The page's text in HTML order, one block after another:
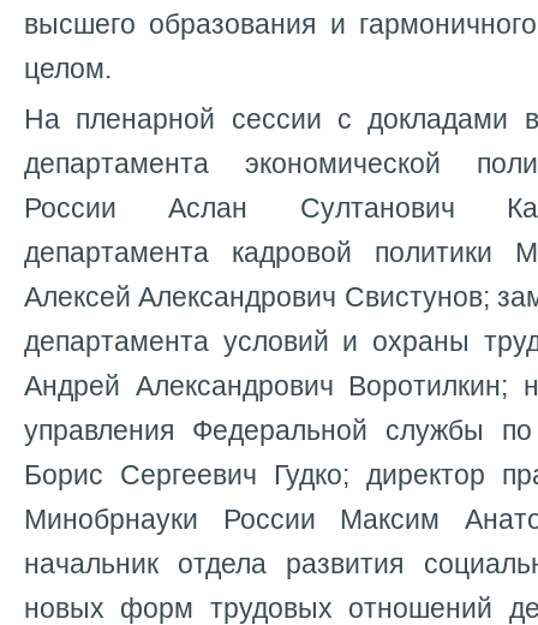
высшего образования и
целом.
На пленарной сессии с докладами
департамента экономической
России Аслан Султанович
департамента кадровой политики
Алексей Александрович Свистунов;
департамента условий и охраны
Андрей Александрович Воротилкин;
управления Федеральной службы
Борис Сергеевич Гудко; директор
Минобрнауки России Максим
начальник отдела развития
новых форм трудовых отношений